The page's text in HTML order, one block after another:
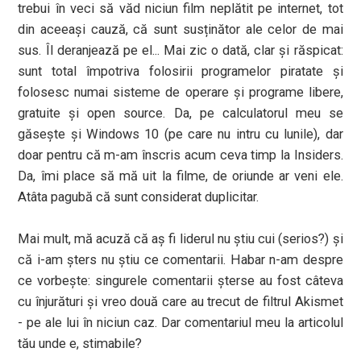
trebui în veci să văd niciun film neplătit pe internet, tot
din aceeași cauză, că sunt susținător ale celor de mai
sus. Îl deranjează pe el... Mai zic o dată, clar și răspicat:
sunt total împotriva folosirii programelor piratate și
folosesc numai sisteme de operare și programe libere,
gratuite și open source. Da, pe calculatorul meu se
găsește și Windows 10 (pe care nu intru cu lunile), dar
doar pentru că m-am înscris acum ceva timp la Insiders.
Da, îmi place să mă uit la filme, de oriunde ar veni ele.
Atâta pagubă că sunt considerat duplicitar.
Mai mult, mă acuză că aș fi liderul nu știu cui (serios?) și
că i-am șters nu știu ce comentarii. Habar n-am despre
ce vorbește: singurele comentarii șterse au fost câteva
cu înjurături și vreo două care au trecut de filtrul Akismet
- pe ale lui în niciun caz. Dar comentariul meu la articolul
tău unde e, stimabile?